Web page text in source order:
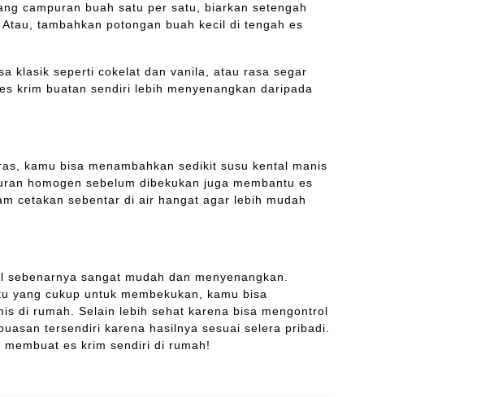
campuran buah satu per satu, biarkan setengah
tambahkan potongan buah kecil di tengah es
klasik seperti cokelat dan vanila, atau rasa segar
krim buatan sendiri lebih menyenangkan daripada
kamu bisa menambahkan sedikit susu kental manis
homogen sebelum dibekukan juga membantu es
cetakan sebentar di air hangat agar lebih mudah
sebenarnya sangat mudah dan menyenangkan.
yang cukup untuk membekukan, kamu bisa
di rumah. Selain lebih sehat karena bisa mengontrol
tersendiri karena hasilnya sesuai selera pribadi.
es krim sendiri di rumah!